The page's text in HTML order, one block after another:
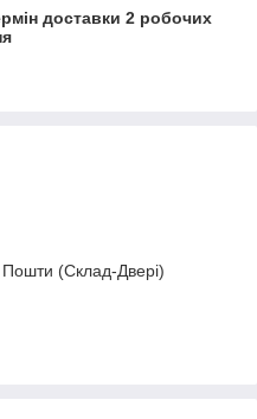
доставки 2 робочих
Пошти (Склад-Двері)